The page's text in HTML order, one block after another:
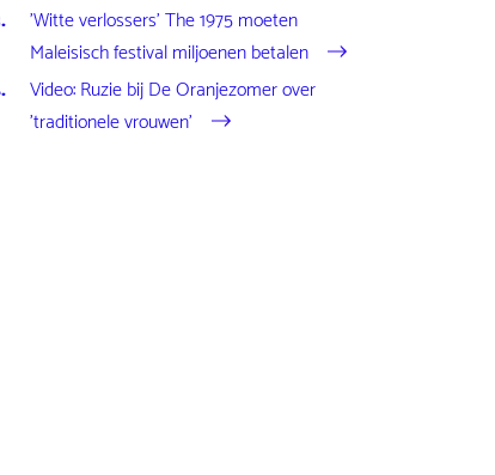
'Witte verlossers' The 1975 moeten
Maleisisch festival miljoenen betalen
Video: Ruzie bij De Oranjezomer over
'traditionele vrouwen'